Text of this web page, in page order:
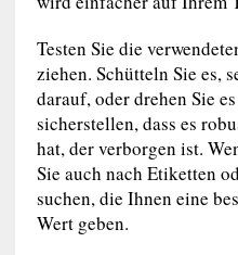
Testen Sie die
ziehen. Schütteln Sie es,
darauf, oder drehen Sie
sicherstellen, dass es
hat, der verborgen ist.
Sie auch nach Etiketten
suchen, die Ihnen eine
Wert geben.